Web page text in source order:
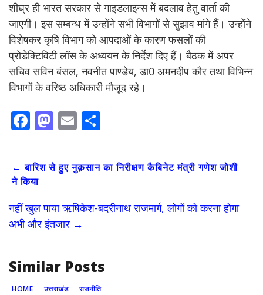
शीघ्र ही भारत सरकार से गाइडलाइन्स में बदलाव हेतु वार्ता की
जाएगी। इस सम्बन्ध में उन्होंने सभी विभागों से सुझाव मांगे हैं। उन्होंने
विशेषकर कृषि विभाग को आपदाओं के कारण फसलों की
प्रोडेक्टिविटी लॉस के अध्ययन के निर्देश दिए हैं। बैठक में अपर
सचिव सविन बंसल, नवनीत पाण्डेय, डा0 अमनदीप कौर तथा विभिन्न
विभागों के वरिष्ठ अधिकारी मौजूद रहे।
F
e
b
o
o
k
M
to
d
o
n
E
ai
l
ar
e
← बारिश से हुए नुक़सान का निरीक्षण कैबिनेट मंत्री गणेश जोशी
ने किया
नहीं खुल पाया ऋषिकेश-बदरीनाथ राजमार्ग, लोगों को करना होगा
अभी और इंतजार →
Similar Posts
HOME उत्तराखंड राजनीति